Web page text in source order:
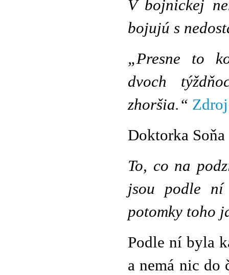
V bojnickej
bojujú s
„Presne to
dvoch
zhoršia.“ Zdroj
Doktorka Soňa
To, co na
jsou podle
potomky toho
Podle ní byla
a nemá nic do